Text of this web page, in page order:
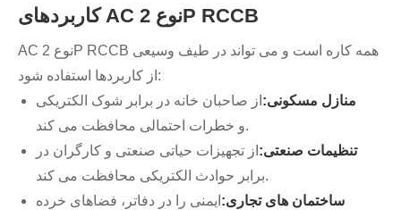
کاربردهای AC نوع 2P RCCB
AC نوع 2P RCCB همه کاره است و می تواند در طیف وسیعی
از کاربردها استفاده شود:
منازل مسکونی: از صاحبان خانه در برابر شوک الکتریکی
و خطرات احتمالی محافظت می کند.
تنظیمات صنعتی: از تجهیزات حیاتی صنعتی و کارگران در
برابر حوادث الکتریکی محافظت می کند.
ساختمان های تجاری: ایمنی را در دفاتر، فضاهای خرده